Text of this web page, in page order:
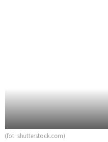
(fot. shutterstock.com)